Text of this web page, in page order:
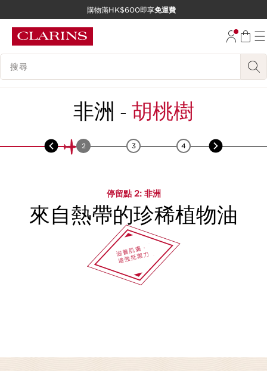
跳至內容
購物滿HK$600即享免運費
搜尋內容說明
非洲 - 胡桃樹
1 2 3 4 5
停留點 2: 非洲
來自熱帶的珍稀植物油